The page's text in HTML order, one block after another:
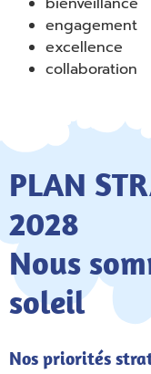
engagement
excellence
collaboration
PLAN
2028
Nous
soleil
Nos priorités